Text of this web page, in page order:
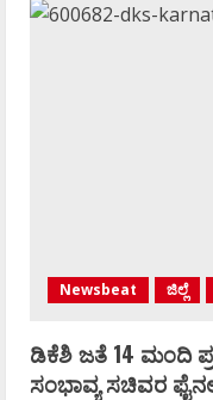
Newsbeat ಜಿಲ್ಲೆ
ಡಿಕೆಶಿ ಜತೆ 14 ಮಂದಿ
ಸಂಭಾವ್ಯ ಸಚಿವರ